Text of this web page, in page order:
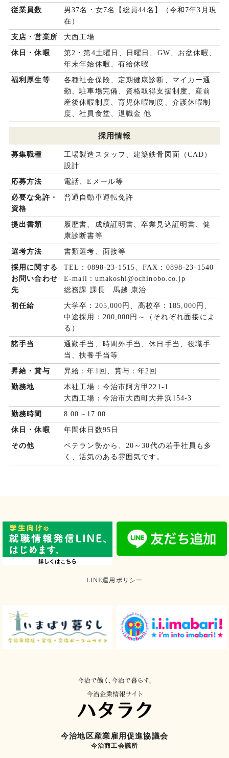
従業員数
男37名・女7名【総員44名】（令和7年3月現
在）
支店・営業所 大西工場
休日・休暇
第2・第4土曜日、日曜日、GW、お盆休暇、
年末年始休暇、有給休暇
福利厚生等
各種社会保険、定期健康診断、マイカー通
勤、駐車場完備、資格取得支援制度、産前
産後休暇制度、育児休暇制度、介護休暇制
度、社員食堂、退職金 他
採用情報
募集職種
工場製造スタッフ、建築鉄骨図面（CAD）
設計
応募方法 電話、Eメール等
必要な免許・
資格
普通自動車運転免許
提出書類
履歴書、成績証明書、卒業見込証明書、健
康診断書等
選考方法 書類選考、面接等
採用に関する
お問い合わせ
先
TEL：0898-23-1515、FAX：0898-23-1540
E-mail：umakoshi@ochinobo.co.jp
総務課 課長 馬越 康治
初任給
大学卒：205,000円、高校卒：185,000円、
中途採用：200,000円～（それぞれ面接によ
る）
諸手当
通勤手当、時間外手当、休日手当、役職手
当、扶養手当等
昇給・賞与 昇給：年1回、賞与：年2回
勤務地
本社工場：今治市阿方甲221-1
大西工場：今治市大西町大井浜154-3
勤務時間 8:00～17:00
休日・休暇 年間休日数95日
その他
ベテラン勢から、20～30代の若手社員も多
く、活気のある雰囲気です。
LINE運用ポリシー
今治地区産業雇用促進協議会
今治商工会議所